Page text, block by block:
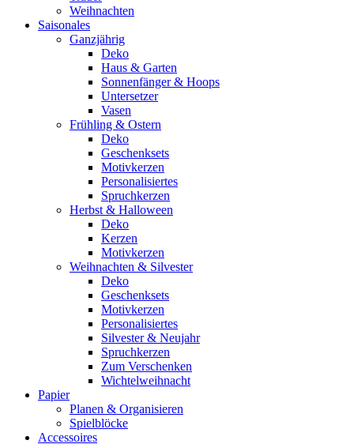
Weihnachten
Saisonales
Ganzjährig
Deko
Haus & Garten
Sonnenfänger & Hoops
Untersetzer
Vasen
Frühling & Ostern
Deko
Geschenksets
Motivkerzen
Personalisiertes
Spruchkerzen
Herbst & Halloween
Deko
Kerzen
Motivkerzen
Weihnachten & Silvester
Deko
Geschenksets
Motivkerzen
Personalisiertes
Silvester & Neujahr
Spruchkerzen
Zum Verschenken
Wichtelweihnacht
Papier
Planen & Organisieren
Spielblöcke
Accessoires